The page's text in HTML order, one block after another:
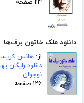
۲۳ صفحه
دانلود ملک خاتون برف‌ها
از: هانس
دانلود رایگان
نوجوان
۱۲۶ صفحه